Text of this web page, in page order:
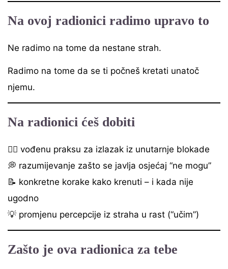
Na ovoj radionici radimo upravo to
Ne radimo na tome da nestane strah.
Radimo na tome da se ti počneš kretati unatoč
njemu.
Na radionici ćeš dobiti
🧘‍♀️ vođenu praksu za izlazak iz unutarnje blokade
💭 razumijevanje zašto se javlja osjećaj “ne mogu”
📝 konkretne korake kako krenuti – i kada nije
ugodno
💡 promjenu percepcije iz straha u rast (“učim”)
Zašto je ova radionica za tebe